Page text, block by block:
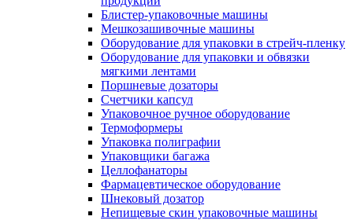
Блистер-упаковочные машины
Мешкозашивочные машины
Оборудование для упаковки в стрейч-пленку
Оборудование для упаковки и обвязки
мягкими лентами
Поршневые дозаторы
Счетчики капсул
Упаковочное ручное оборудование
Термоформеры
Упаковка полиграфии
Упаковщики багажа
Целлофанаторы
Фармацевтическое оборудование
Шнековый дозатор
Непищевые скин упаковочные машины